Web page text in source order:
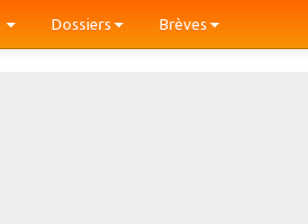
Dossiers Brèves